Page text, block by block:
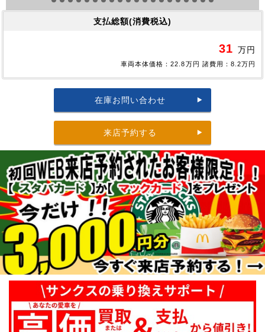
支払総額(消費税込)
31 万円
車両本体価格：22.8万円 諸費用：8.2万円
在庫お問い合わせ
来店予約する